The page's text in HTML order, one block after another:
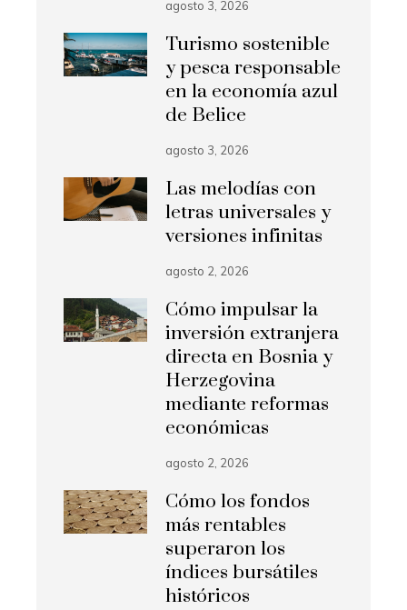
agosto 3, 2026
Turismo sostenible
y pesca responsable
en la economía azul
de Belice
agosto 3, 2026
Las melodías con
letras universales y
versiones infinitas
agosto 2, 2026
Cómo impulsar la
inversión extranjera
directa en Bosnia y
Herzegovina
mediante reformas
económicas
agosto 2, 2026
Cómo los fondos
más rentables
superaron los
índices bursátiles
históricos